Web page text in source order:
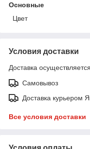
Основные
Цвет
Условия доставки
Доставка
Самовывоз
Доставка курьером
Все условия доставки